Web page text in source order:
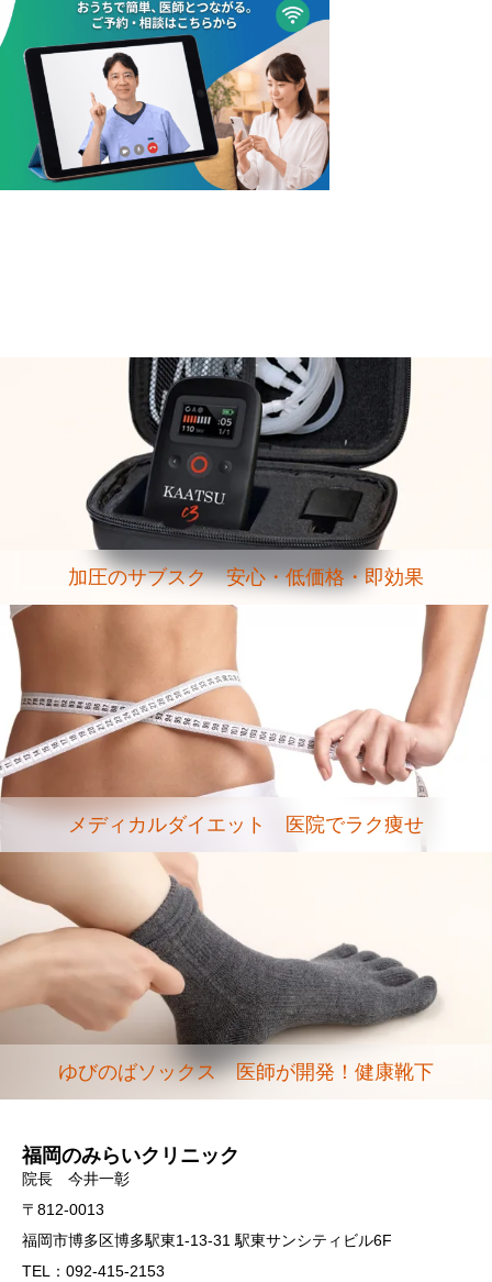
加圧のサブスク 安心・低価格・即効果
メディカルダイエット 医院でラク痩せ
ゆびのばソックス 医師が開発！健康靴下
福岡のみらいクリニック
院長 今井一彰
〒812-0013
福岡市博多区博多駅東1-13-31 駅東サンシティビル6F
TEL：092-415-2153